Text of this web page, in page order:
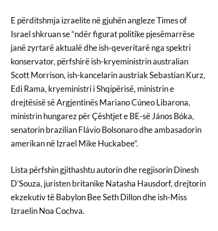
E përditshmja izraelite në gjuhën angleze Times of
Israel shkruan se “ndër figurat politike pjesëmarrëse
janë zyrtarë aktualë dhe ish-qeveritarë nga spektri
konservator, përfshirë ish-kryeministrin australian
Scott Morrison, ish-kancelarin austriak Sebastian Kurz,
Edi Rama, kryeministri i Shqipërisë, ministrin e
drejtësisë së Argjentinës Mariano Cúneo Libarona,
ministrin hungarez për Çështjet e BE-së János Bóka,
senatorin brazilian Flávio Bolsonaro dhe ambasadorin
amerikan në Izrael Mike Huckabee”.
Lista përfshin gjithashtu autorin dhe regjisorin Dinesh
D’Souza, juristen britanike Natasha Hausdorf, drejtorin
ekzekutiv të Babylon Bee Seth Dillon dhe ish-Miss
Izraelin Noa Cochva.